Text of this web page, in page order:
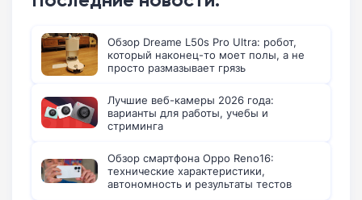
Обзор Dreame L50s Pro Ultra: робот,
который наконец-то моет полы, а не
просто размазывает грязь
Лучшие веб-камеры 2026 года:
варианты для работы, учебы и
стриминга
Обзор смартфона Oppo Reno16:
технические характеристики,
автономность и результаты тестов